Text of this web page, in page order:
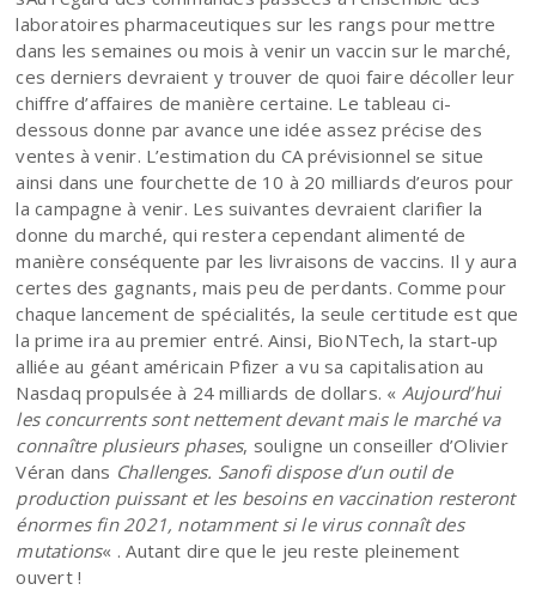
laboratoires pharmaceutiques sur les rangs pour mettre
dans les semaines ou mois à venir un vaccin sur le marché,
ces derniers devraient y trouver de quoi faire décoller leur
chiffre d’affaires de manière certaine. Le tableau ci-
dessous donne par avance une idée assez précise des
ventes à venir. L’estimation du CA prévisionnel se situe
ainsi dans une fourchette de 10 à 20 milliards d’euros pour
la campagne à venir. Les suivantes devraient clarifier la
donne du marché, qui restera cependant alimenté de
manière conséquente par les livraisons de vaccins. Il y aura
certes des gagnants, mais peu de perdants. Comme pour
chaque lancement de spécialités, la seule certitude est que
la prime ira au premier entré. Ainsi, BioNTech, la start-up
alliée au géant américain Pfizer a vu sa capitalisation au
Nasdaq propulsée à 24 milliards de dollars. « Aujourd’hui
les concurrents sont nettement devant mais le marché va
connaître plusieurs phases, souligne un conseiller d’Olivier
Véran dans Challenges. Sanofi dispose d’un outil de
production puissant et les besoins en vaccination resteront
énormes fin 2021, notamment si le virus connaît des
mutations« . Autant dire que le jeu reste pleinement
ouvert !